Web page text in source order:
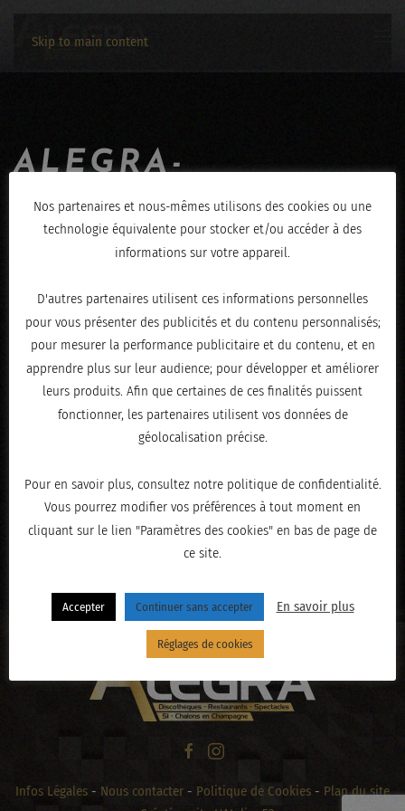
Skip to main content
ALEGRA-
JEROME_HENRY-
19012020-3456
Infos Légales - Nous contacter - Politique de Cookies - Plan du site
Nos partenaires et nous-mêmes utilisons des cookies ou une
technologie équivalente pour stocker et/ou accéder à des
informations sur votre appareil.
D'autres partenaires utilisent ces informations personnelles
pour vous présenter des publicités et du contenu personnalisés;
pour mesurer la performance publicitaire et du contenu, et en
apprendre plus sur leur audience; pour développer et améliorer
leurs produits. Afin que certaines de ces finalités puissent
fonctionner, les partenaires utilisent vos données de
géolocalisation précise.
Pour en savoir plus, consultez notre politique de confidentialité.
Vous pourrez modifier vos préférences à tout moment en
cliquant sur le lien "Paramètres des cookies" en bas de page de
ce site.
Accepter Continuer sans accepter En savoir plus
Réglages de cookies